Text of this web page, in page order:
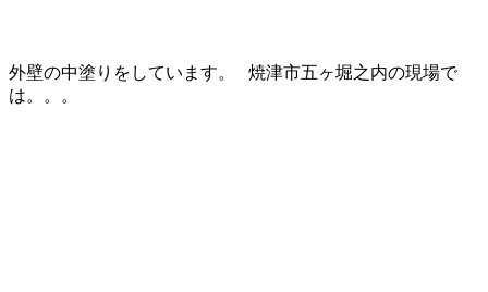
外壁の中塗りをしています。 焼津市五ヶ堀之内の現場で
は。。。